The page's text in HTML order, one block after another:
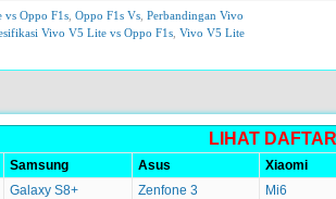
Oppo F1s, Oppo F1s Vs, Perbandingan Vivo
Vivo V5 Lite vs Oppo F1s, Vivo V5 Lite
LIHAT
Samsung Asus
Xiaomi
Galaxy S8+ Zenfone 3
Mi6